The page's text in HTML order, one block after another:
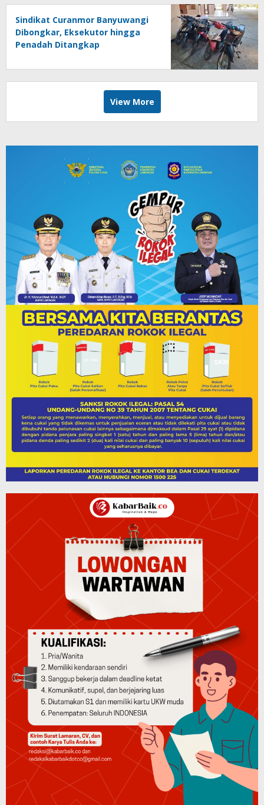
Sindikat Curanmor Banyuwangi
Dibongkar, Eksekutor hingga
Penadah Ditangkap
View More